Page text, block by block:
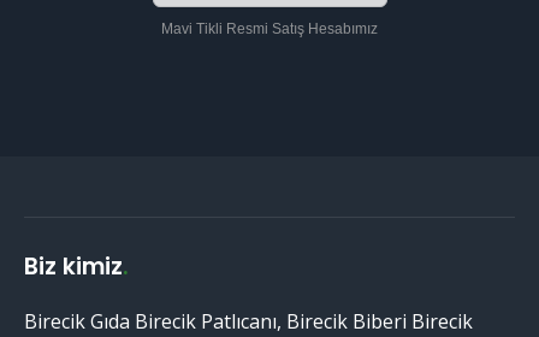
Mavi Tikli Resmi Satış Hesabımız
Biz kimiz.
Birecik Gıda Birecik Patlıcanı, Birecik Biberi Birecik